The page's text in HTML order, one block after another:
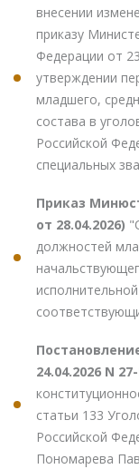
внесении
приказу
Федерации от
утверждении
младшего,
состава в
Российской
специальных
Приказ
от 28.04.2026)
должностей
24.04.2026 N
статьи 133
Российской
Пономарева